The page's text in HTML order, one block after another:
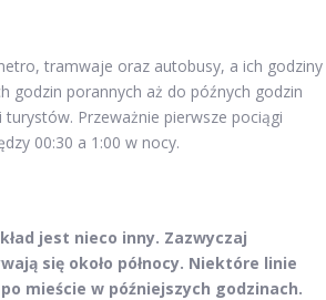
tramwaje oraz autobusy, a ich godziny
godzin porannych aż do późnych godzin
Przeważnie pierwsze pociągi
00:30 a 1:00 w nocy.
jest nieco inny. Zazwyczaj
się około północy. Niektóre linie
mieście w późniejszych godzinach.